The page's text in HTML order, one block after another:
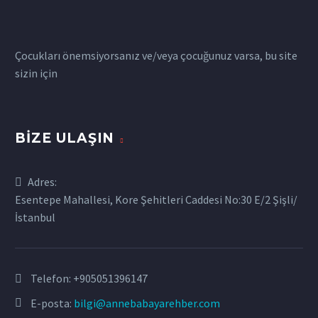
Çocukları önemsiyorsanız ve/veya çocuğunuz varsa, bu site
sizin için
BIZE ULAŞIN
Adres:
Esentepe Mahallesi, Kore Şehitleri Caddesi No:30 E/2 Şişli/
İstanbul
Telefon: +905051396147
E-posta: bilgi@annebabayarehber.com